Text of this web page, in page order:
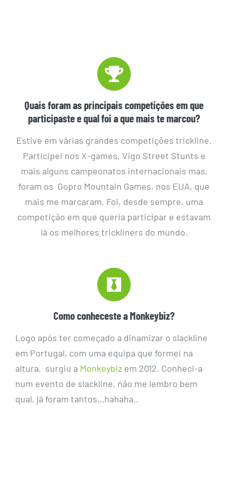
Quais foram as principais competições em que
participaste e qual foi a que mais te marcou?
Estive em várias grandes competições trickline.
Participei nos X-games, Vigo Street Stunts e
mais alguns campeonatos internacionais mas,
foram os Gopro Mountain Games, nos EUA, que
mais me marcaram. Foi, desde sempre, uma
competição em que queria participar e estavam
lá os melhores trickliners do mundo.
Como conheceste a Monkeybiz?
Logo após ter começado a dinamizar o slackline
em Portugal, com uma equipa que formei na
altura, surgiu a Monkeybiz em 2012. Conheci-a
num evento de slackline, não me lembro bem
qual, já foram tantos…hahaha..